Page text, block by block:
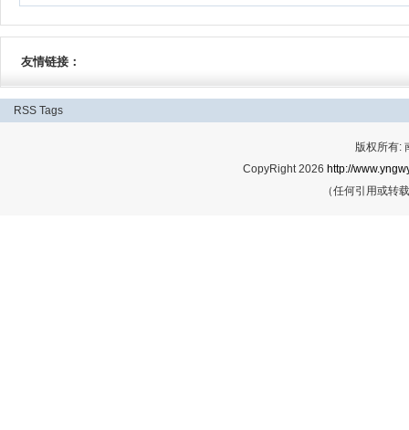
友情链接：
RSS Tags
版权所有:
CopyRight 2026 http://
（任何引用或转